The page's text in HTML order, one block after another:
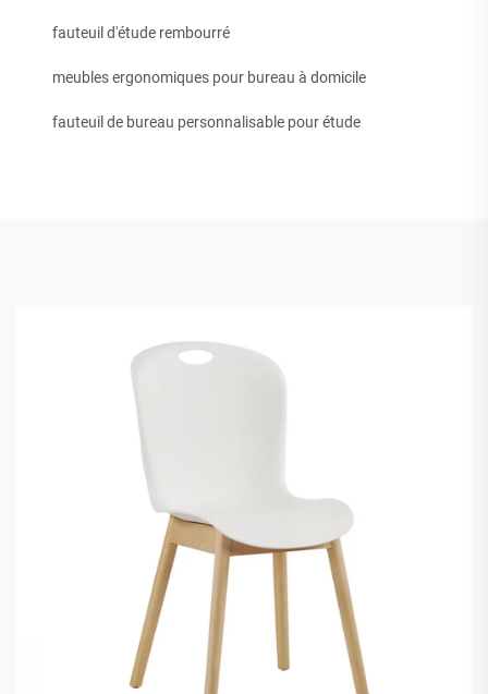
fauteuil d'étude rembourré
meubles ergonomiques pour bureau à domicile
fauteuil de bureau personnalisable pour étude